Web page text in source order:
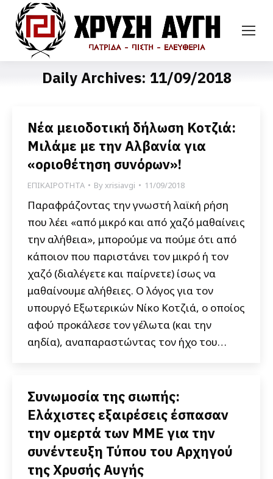
Daily Archives: 11/09/2018
Νέα μειοδοτική δήλωση Κοτζιά:
Μιλάμε με την Αλβανία για
«οριοθέτηση συνόρων»!
ΕΠΙΚΑΙΡΟΤΗΤΑ Byxrisiavgi 11/09/2018
Παραφράζοντας την γνωστή λαϊκή ρήση
που λέει «από μικρό και από χαζό μαθαίνεις
την αλήθεια», μπορούμε να πούμε ότι από
κάποιον που παριστάνει τον μικρό ή τον
χαζό (διαλέγετε και παίρνετε) ίσως να
μαθαίνουμε αλήθειες. Ο λόγος για τον
υπουργό Εξωτερικών Νίκο Κοτζιά, ο οποίος
αφού προκάλεσε τον γέλωτα (και την
αηδία), αναπαραστώντας τον ήχο του…
Συνωμοσία της σιωπής:
Ελάχιστες εξαιρέσεις έσπασαν
την ομερτά των ΜΜΕ για την
συνέντευξη Τύπου του Αρχηγού
της Χρυσής Αυγής